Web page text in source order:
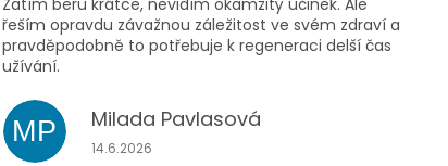
řeším opravdu závažnou záležitost ve svém zdraví a
pravděpodobně to potřebuje k regeneraci delší čas
užívání.
MP Milada Pavlasová
Hodnocení obchodu je 5 z 5 hvězdiček.
14.6.2026